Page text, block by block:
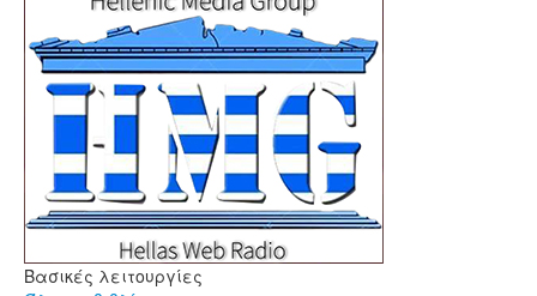
Βασικές λειτουργίες